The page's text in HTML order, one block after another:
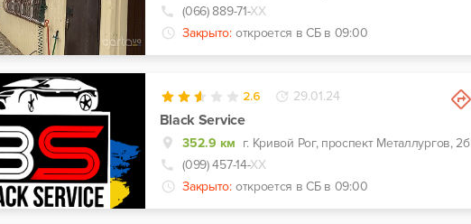
(066) 889-71-ХХ
Закрыто: откроется в СБ в 09:00
2.6 29.01.24
Black Service
352.9 км г. Кривой Рог, проспект Металлургов, 2б
(099) 457-14-ХХ
Закрыто: откроется в СБ в 09:00